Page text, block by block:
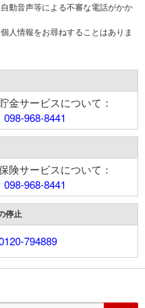
動音声等による不審な電話がかか
人情報をお尋ねすることはありま
貯金サービスについて：
098-968-8441
険サービスについて：
098-968-8441
停止
794889